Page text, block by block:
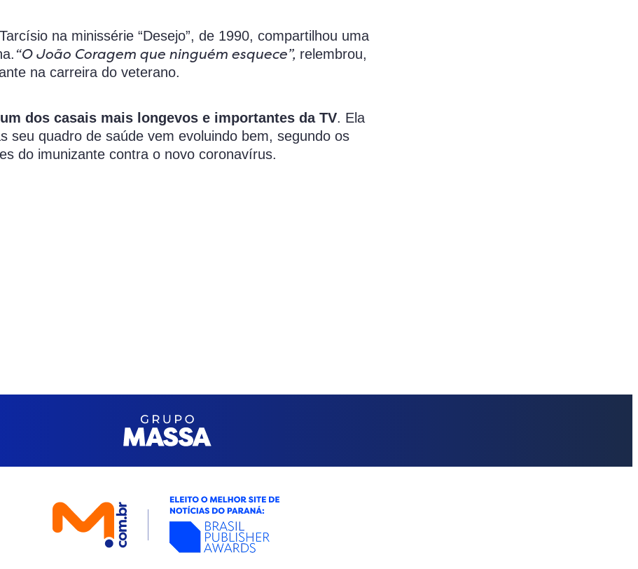
na minissérie “Desejo”, de 1990, compartilhou uma
“O João Coragem que ninguém esquece”, relembrou,
na carreira do veterano.
dos casais mais longevos e importantes da TV. Ela
seu quadro de saúde vem evoluindo bem, segundo os
do imunizante contra o novo coronavírus.